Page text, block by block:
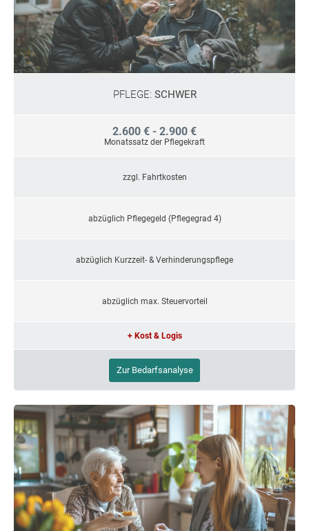
PFLEGE: SCHWER
2.600 € - 2.900 €
Monatssatz der Pflegekraft
zzgl. Fahrtkosten
abzüglich Pflegegeld (Pflegegrad 4)
abzüglich Kurzzeit- & Verhinderungspflege
abzüglich max. Steuervorteil
+ Kost & Logis
Zur Bedarfsanalyse